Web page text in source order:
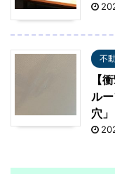
不
【
ル
穴